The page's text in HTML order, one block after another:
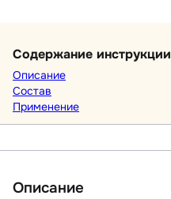
Содержание инструкции
Описание
Состав
Применение
Описание